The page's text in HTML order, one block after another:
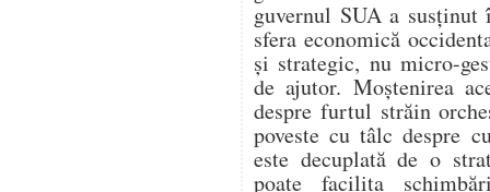
guvernul SUA a susținut
sfera economică
și strategic, nu micro-
de ajutor. Moștenirea
despre furtul străin
poveste cu tâlc despre
este decuplată de o
poate facilita